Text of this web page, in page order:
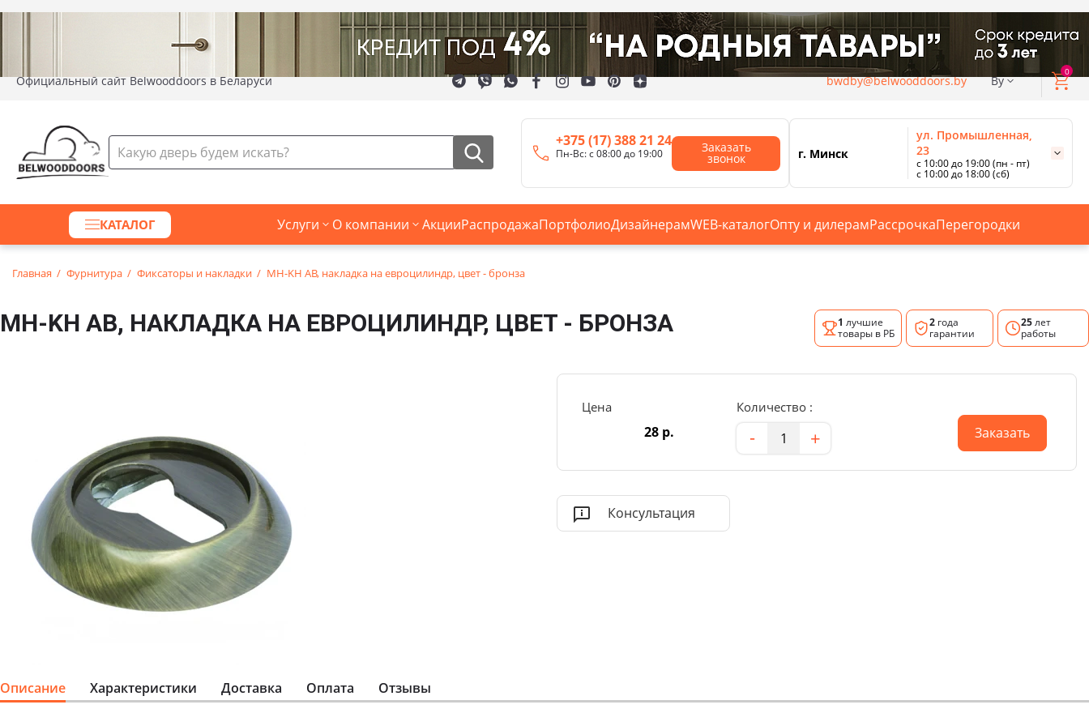
Официальный сайт Belwooddoors в Беларуси bwdby@belwooddoors.by By
0
+375 (17) 388 21 24
Пн-Вс: с 08:00 до 19:00 Заказать
звонок г. Минск
ул. Промышленная,
23
с 10:00 до 19:00 (пн - пт)
с 10:00 до 18:00 (сб)
с 10:00 до 18:00 (вс).
Смотреть все магазины
КАТАЛОГ Услуги О компании АкцииРаспродажаПортфолиоДизайнерамWEB-каталогОпту и дилерамРассрочкаПерегородки
Главная Фурнитура Фиксаторы и накладки MH-KH AB, накладка на евроцилиндр, цвет - бронза
MH-KH AB, НАКЛАДКА НА ЕВРОЦИЛИНДР, ЦВЕТ - БРОНЗА 1 лучшие
товары в РБ
2 года
гарантии
25лет
работы
Цена
28 р.
Количество :
Количество
- + Заказать
Консультация
Описание Характеристики Доставка Оплата Отзывы